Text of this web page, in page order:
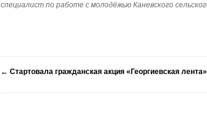
специалист по работе с молодёжью Каневского
← Стартовала гражданская акция «Георгиевская лента»